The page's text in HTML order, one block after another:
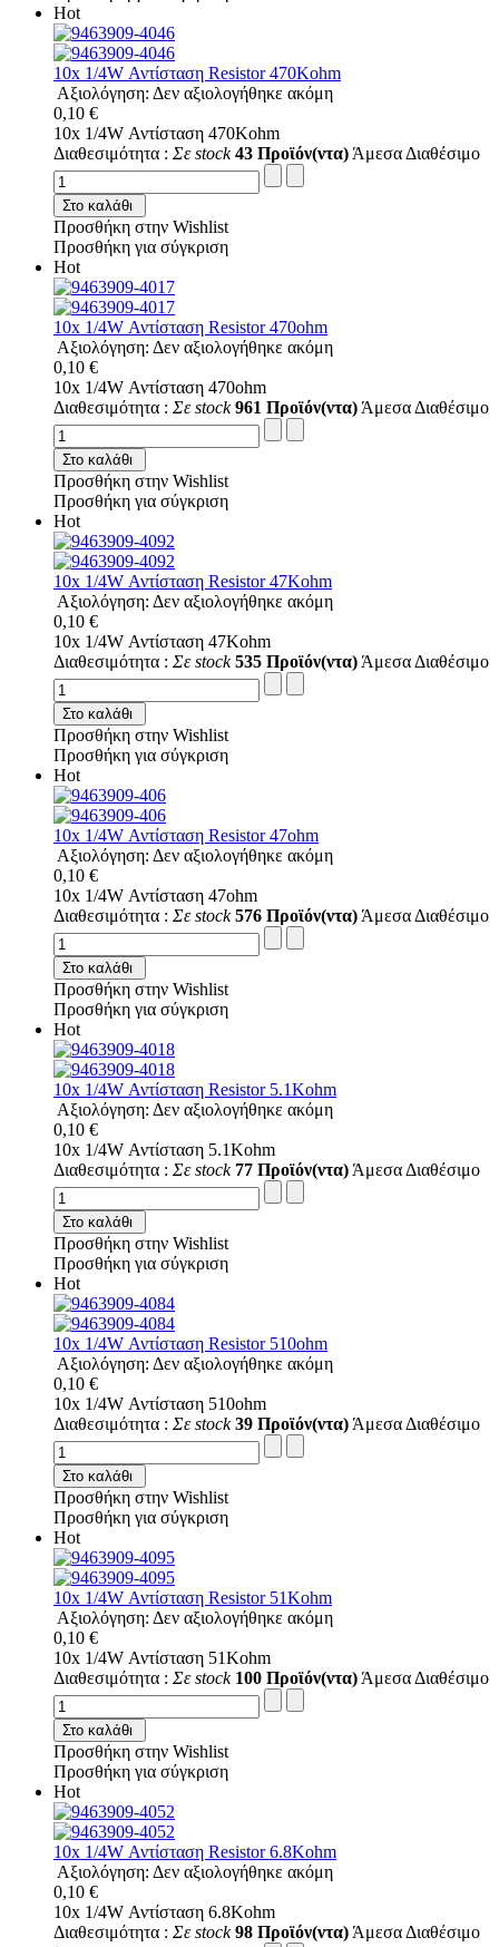
Hot
10x 1/4W Αντίσταση Resistor 470Kohm
Αξιολόγηση: Δεν αξιολογήθηκε ακόμη
0,10 €
10x 1/4W Αντίσταση 470Kohm
Διαθεσιμότητα : Σε stock 43 Προϊόν(ντα) Άμεσα Διαθέσιμο
Στο καλάθι
Προσθήκη στην Wishlist
Προσθήκη για σύγκριση
Hot
10x 1/4W Αντίσταση Resistor 470ohm
Αξιολόγηση: Δεν αξιολογήθηκε ακόμη
0,10 €
10x 1/4W Αντίσταση 470ohm
Διαθεσιμότητα : Σε stock 961 Προϊόν(ντα) Άμεσα Διαθέσιμο
Στο καλάθι
Προσθήκη στην Wishlist
Προσθήκη για σύγκριση
Hot
10x 1/4W Αντίσταση Resistor 47Kohm
Αξιολόγηση: Δεν αξιολογήθηκε ακόμη
0,10 €
10x 1/4W Αντίσταση 47Kohm
Διαθεσιμότητα : Σε stock 535 Προϊόν(ντα) Άμεσα Διαθέσιμο
Στο καλάθι
Προσθήκη στην Wishlist
Προσθήκη για σύγκριση
Hot
10x 1/4W Αντίσταση Resistor 47ohm
Αξιολόγηση: Δεν αξιολογήθηκε ακόμη
0,10 €
10x 1/4W Αντίσταση 47ohm
Διαθεσιμότητα : Σε stock 576 Προϊόν(ντα) Άμεσα Διαθέσιμο
Στο καλάθι
Προσθήκη στην Wishlist
Προσθήκη για σύγκριση
Hot
10x 1/4W Αντίσταση Resistor 5.1Kohm
Αξιολόγηση: Δεν αξιολογήθηκε ακόμη
0,10 €
10x 1/4W Αντίσταση 5.1Kohm
Διαθεσιμότητα : Σε stock 77 Προϊόν(ντα) Άμεσα Διαθέσιμο
Στο καλάθι
Προσθήκη στην Wishlist
Προσθήκη για σύγκριση
Hot
10x 1/4W Αντίσταση Resistor 510ohm
Αξιολόγηση: Δεν αξιολογήθηκε ακόμη
0,10 €
10x 1/4W Αντίσταση 510ohm
Διαθεσιμότητα : Σε stock 39 Προϊόν(ντα) Άμεσα Διαθέσιμο
Στο καλάθι
Προσθήκη στην Wishlist
Προσθήκη για σύγκριση
Hot
10x 1/4W Αντίσταση Resistor 51Kohm
Αξιολόγηση: Δεν αξιολογήθηκε ακόμη
0,10 €
10x 1/4W Αντίσταση 51Kohm
Διαθεσιμότητα : Σε stock 100 Προϊόν(ντα) Άμεσα Διαθέσιμο
Στο καλάθι
Προσθήκη στην Wishlist
Προσθήκη για σύγκριση
Hot
10x 1/4W Αντίσταση Resistor 6.8Kohm
Αξιολόγηση: Δεν αξιολογήθηκε ακόμη
0,10 €
10x 1/4W Αντίσταση 6.8Kohm
Διαθεσιμότητα : Σε stock 98 Προϊόν(ντα) Άμεσα Διαθέσιμο